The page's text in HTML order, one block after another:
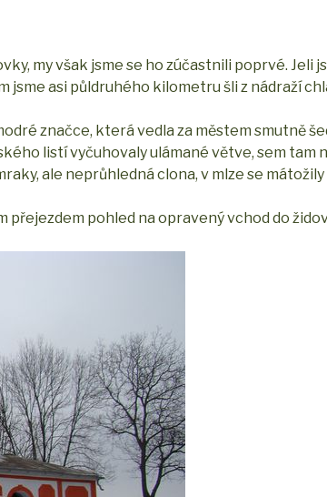
my však jsme se ho zúčastnili poprvé. Jeli
asi půldruhého kilometru šli z nádraží
značce, která vedla za městem smutně
listí vyčuhovaly ulámané větve, sem tam
ale neprůhledná clona, v mlze se
přejezdem pohled na opravený vchod do